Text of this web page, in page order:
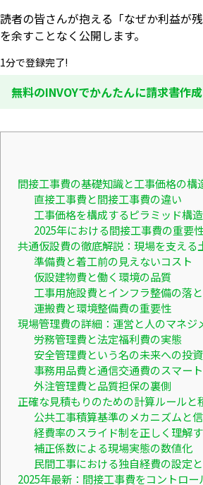
読者の皆さんが抱える「なぜか利益が
を余すことなく公開します。
1分で登録完了!
無料のINVOYでかんたんに請求書作成
間接工事費の基礎知識と工事価格の構
直接工事費と間接工事費の違い
工事価格を構成するピラミッド構造
2025年における間接工事費の重要
共通仮設費の徹底解説：現場を支える
準備費と着工前の見えないコスト
仮設建物費と働く環境の品質
工事用施設費とインフラ整備の落
運搬費と環境整備費の重要性
現場管理費の詳細：運営と人のマネジ
労務管理費と法定福利費の実態
安全管理費という名の未来への投資
事務用品費と通信交通費のスマー
外注管理費と品質担保の裏側
正確な見積もりのための計算ルールと
公共工事積算基準のメカニズムと
経費率のスライド制を正しく理解
補正係数による現場実態の数値化
民間工事における独自経費の設定
2025年最新：間接工事費をコントロ